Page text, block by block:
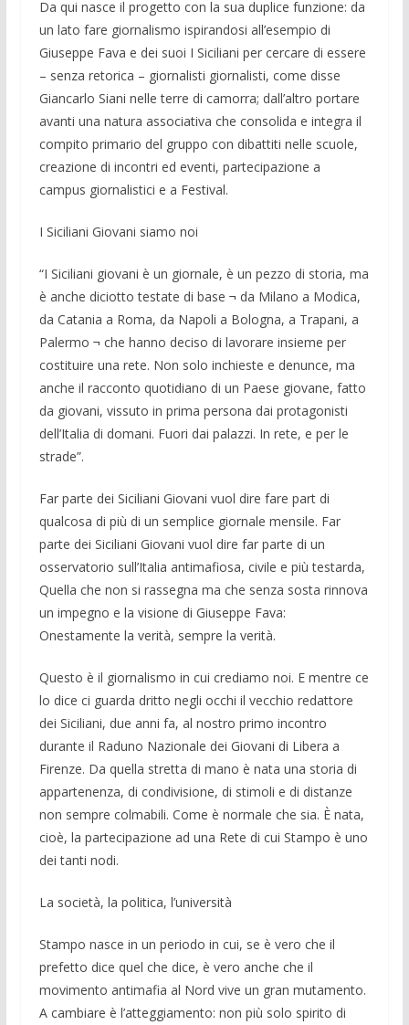
Da qui nasce il progetto con la sua du­plice funzione: da
un lato fare giornalismo ispirandosi all’esempio di
Giuseppe Fava e dei suoi I Siciliani per cercare di essere
– senza retorica – giornalisti giornalisti, come disse
Giancarlo Siani nelle terre di camorra; dall’altro portare
avanti una na­tura associativa che consolida e integra il
compito primario del gruppo con dibattiti nelle scuole,
creazione di incontri ed eventi, partecipazione a
campus giornali­stici e a Festival.
I Siciliani Giovani siamo noi
“I Siciliani giovani è un giornale, è un pezzo di storia, ma
è anche diciotto testate di base ¬ da Milano a Modica,
da Catania a Roma, da Napoli a Bologna, a Trapani, a
Palermo ¬ che hanno deciso di lavorare insieme per
costituire una rete. Non solo inchieste e denunce, ma
anche il racconto quotidiano di un Paese giovane, fatto
da giovani, vissuto in prima persona dai pro­tagonisti
dell’Italia di domani. Fuori dai palazzi. In rete, e per le
strade”.
Far parte dei Siciliani Giovani vuol dire fare part di
qualcosa di più di un semplice giornale mensile. Far
parte dei Siciliani Giovani vuol dire far parte di un
osserva­torio sull’Italia antimafiosa, civile e più testarda,
Quella che non si rassegna ma che sen­za sosta rinnova
un impegno e la visione di Giuseppe Fava:
Onestamente la verità, sempre la verità.
Questo è il giornalismo in cui crediamo noi. E mentre ce
lo dice ci guarda dritto negli occhi il vecchio redattore
dei Sici­liani, due anni fa, al nostro primo incontro
durante il Raduno Nazionale dei Giovani di Libera a
Firenze. Da quella stretta di mano è nata una storia di
appartenenza, di condivisione, di stimoli e di distanze
non sempre colmabili. Come è normale che sia. È nata,
cioè, la partecipazione ad una Rete di cui Stampo è uno
dei tanti nodi.
La società, la politica, l’università
Stampo nasce in un periodo in cui, se è vero che il
prefetto dice quel che dice, è vero anche che il
movimento antimafia al Nord vive un gran mutamento.
A cambia­re è l’atteggiamento: non più solo spirito di